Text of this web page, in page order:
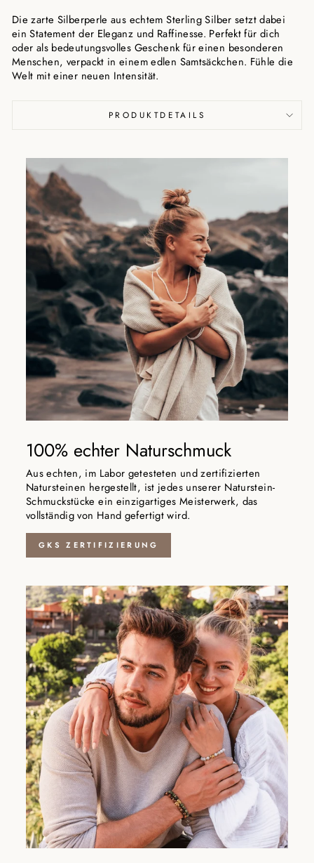
Die zarte Silberperle aus echtem Sterling Silber setzt dabei
ein Statement der Eleganz und Raffinesse. Perfekt für dich
oder als bedeutungsvolles Geschenk für einen besonderen
Menschen, verpackt in einem edlen Samtsäckchen. Fühle die
Welt mit einer neuen Intensität.
PRODUKTDETAILS
100% echter Naturschmuck
Aus echten, im Labor getesteten und zertifizierten
Natursteinen hergestellt, ist jedes unserer Naturstein-
Schmuckstücke ein einzigartiges Meisterwerk, das
vollständig von Hand gefertigt wird.
GKS ZERTIFIZIERUNG